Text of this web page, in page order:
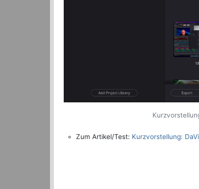
Zum Artikel/Test: Kurzvorstellung: